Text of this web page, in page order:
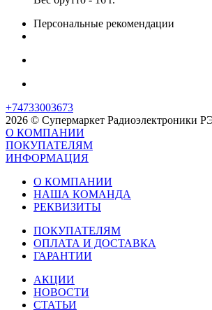
Персональные рекомендации
+74733003673
2026 © Супермаркет Радиоэлектроники
О КОМПАНИИ
ПОКУПАТЕЛЯМ
ИНФОРМАЦИЯ
О КОМПАНИИ
НАША КОМАНДА
РЕКВИЗИТЫ
ПОКУПАТЕЛЯМ
ОПЛАТА И ДОСТАВКА
ГАРАНТИИ
АКЦИИ
НОВОСТИ
СТАТЬИ